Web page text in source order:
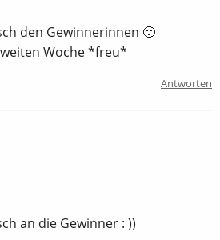
den Gewinnerinnen 🙂
Woche *freu*
Antworten
an die Gewinner : ))